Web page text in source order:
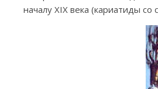
началу XIX века (кариатиды со